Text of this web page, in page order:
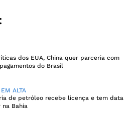
dos EUA, China quer parceria com
do Brasil
ALTA
de petróleo recebe licença e tem data
na Bahia